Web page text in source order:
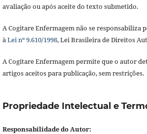
avaliação ou após aceite do texto submetido.
A Cogitare Enfermagem não se responsabiliza
àLei nº 9.610/1998, Lei Brasileira de Direitos
A Cogitare Enfermagem permite que o autor
artigos aceitos para publicação, sem restrições.
Propriedade Intelectual e
Responsabilidade do Autor: